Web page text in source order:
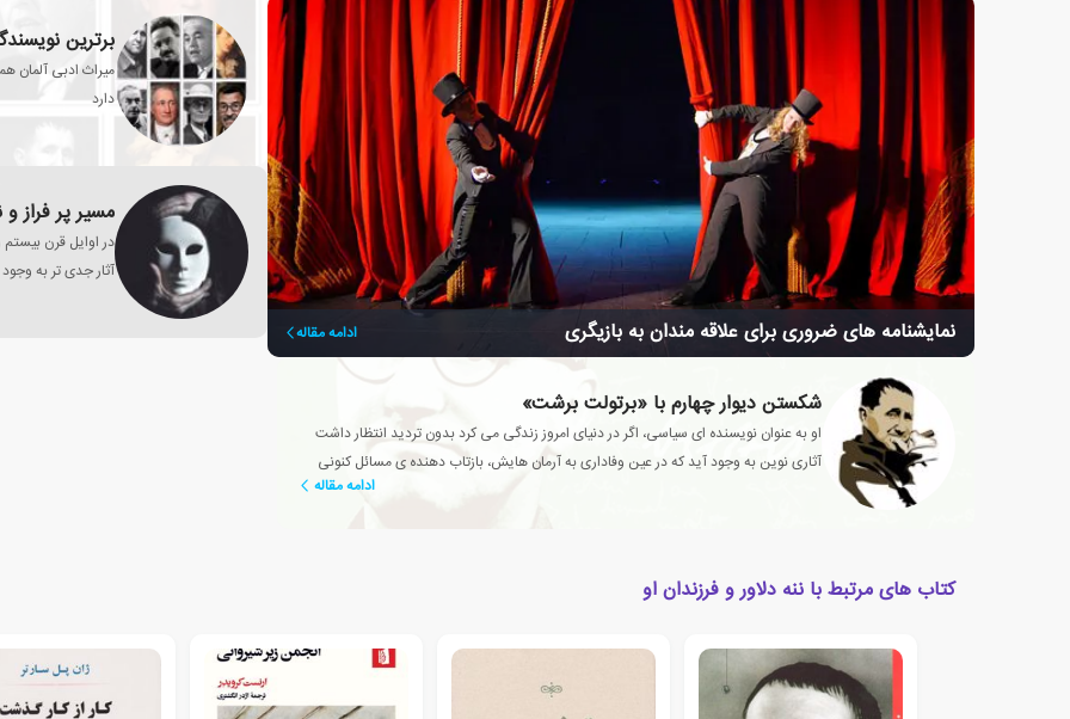
نمایشنامه های ضروری برای علاقه مندان به بازیگری ادامه مقاله
برترین
میراث ادبی آلمان
دارد
مسیر پر فراز
در اوایل قرن
آثار جدی تر به
شکستن دیوار چهارم با «برتولت برشت»
او به عنوان نویسنده ای سیاسی، اگر در دنیای امروز زندگی می کرد بدون تردید انتظار داشت
آثاری نوین به وجود آید که در عین وفاداری به آرمان هایش، بازتاب دهنده ی مسائل کنونی
ادامه مقاله
کتاب های مرتبط با ننه دلاور و فرزندان او